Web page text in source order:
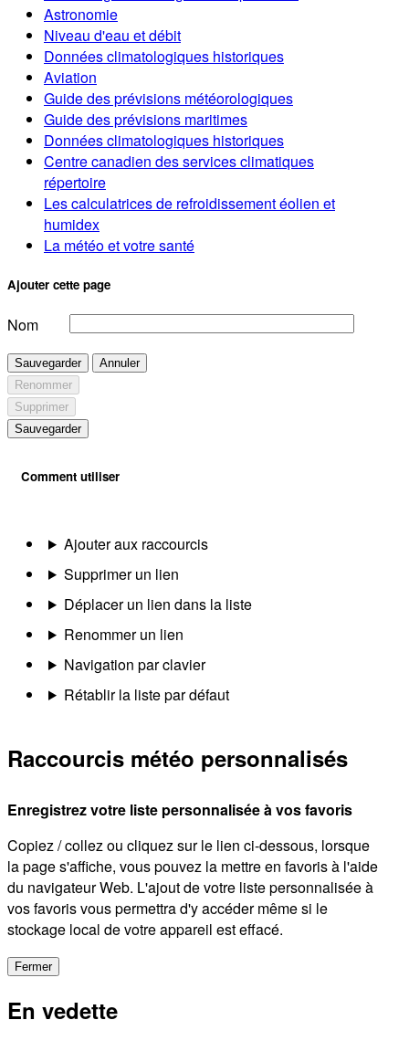
Astronomie
Niveau d'eau et débit
Données climatologiques historiques
Aviation
Guide des prévisions météorologiques
Guide des prévisions maritimes
Données climatologiques historiques
Centre canadien des services climatiques
répertoire
Les calculatrices de refroidissement éolien et
humidex
La météo et votre santé
Ajouter cette page
Nom
Sauvegarder
Annuler
Renommer
Supprimer
Sauvegarder
Comment utiliser
Ajouter aux raccourcis
Supprimer un lien
Déplacer un lien dans la liste
Renommer un lien
Navigation par clavier
Rétablir la liste par défaut
Raccourcis météo personnalisés
Enregistrez votre liste personnalisée à vos favoris
Copiez / collez ou cliquez sur le lien ci-dessous, lorsque
la page s'affiche, vous pouvez la mettre en favoris à l'aide
du navigateur Web. L'ajout de votre liste personnalisée à
vos favoris vous permettra d'y accéder même si le
stockage local de votre appareil est effacé.
Fermer
En vedette